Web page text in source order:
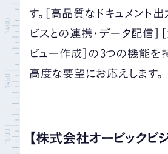
す。［高品質なドキュメント出
ビスとの連携・データ配信］
ビュー作成］の3つの機能を
高度な要望にお応えします。
【株式会社オービックビ